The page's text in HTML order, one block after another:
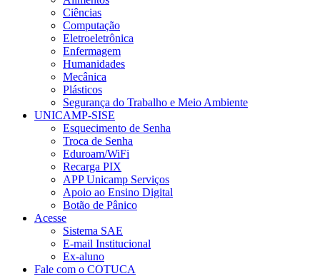
Ciências
Computação
Eletroeletrônica
Enfermagem
Humanidades
Mecânica
Plásticos
Segurança do Trabalho e Meio Ambiente
UNICAMP-SISE
Esquecimento de Senha
Troca de Senha
Eduroam/WiFi
Recarga PIX
APP Unicamp Serviços
Apoio ao Ensino Digital
Botão de Pânico
Acesse
Sistema SAE
E-mail Institucional
Ex-aluno
Fale com o COTUCA